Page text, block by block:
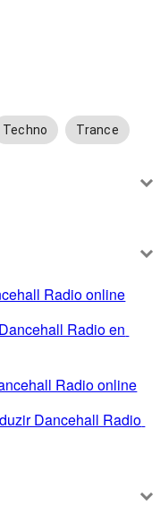
Techno Trance
Radio online
Radio en
Radio online
Dancehall Radio